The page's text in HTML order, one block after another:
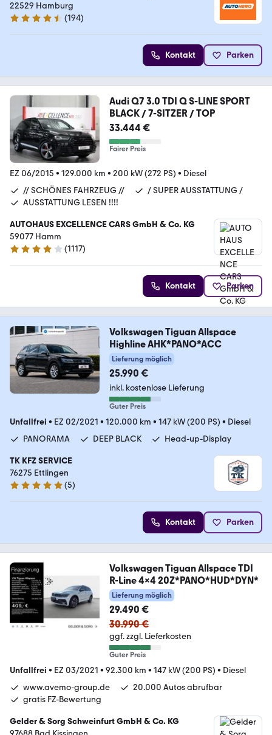
22529 Hamburg
4.6 Sterne
(194)
Kontakt Parken
Audi Q7 3.0 TDI Q S-LINE SPORT
BLACK / 7-SITZER / TOP
33.444 €
Fairer Preis
EZ 06/2015 • 129.000 km • 200 kW (272 PS) • Diesel
// SCHÖNES FAHRZEUG //
/ SUPER AUSSTATTUNG /
AUSSTATTUNG LESEN !!!!
AUTOHAUS EXCELLENCE CARS GmbH & Co. KG
59077 Hamm
4.2 Sterne
(1117)
Kontakt Parken
Volkswagen Tiguan Allspace
Highline AHK*PANO*ACC
Lieferung möglich
25.990 €
inkl. kostenlose Lieferung
Guter Preis
Unfallfrei • EZ 02/2021 • 120.000 km • 147 kW (200 PS) • Diesel
PANORAMA
DEEP BLACK Head-up-Display
TK KFZ SERVICE
76275 Ettlingen
4.9 Sterne
(5)
Kontakt Parken
Volkswagen Tiguan Allspace TDI
R-Line 4x4 20Z*PANO*HUD*DYN*
Lieferung möglich
29.490 €
30.990 €
ggf. zzgl. Lieferkosten
Guter Preis
Unfallfrei • EZ 03/2021 • 92.300 km • 147 kW (200 PS) • Diesel
www.avemo-group.de
20.000 Autos abrufbar
gratis FZ-Bewertung
Gelder & Sorg Schweinfurt GmbH & Co. KG